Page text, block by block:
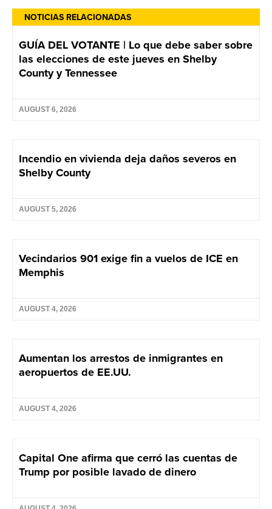
NOTICIAS RELACIONADAS
GUÍA DEL VOTANTE | Lo que debe saber sobre
las elecciones de este jueves en Shelby
County y Tennessee
AUGUST 6, 2026
Incendio en vivienda deja daños severos en
Shelby County
AUGUST 5, 2026
Vecindarios 901 exige fin a vuelos de ICE en
Memphis
AUGUST 4, 2026
Aumentan los arrestos de inmigrantes en
aeropuertos de EE.UU.
AUGUST 4, 2026
Capital One afirma que cerró las cuentas de
Trump por posible lavado de dinero